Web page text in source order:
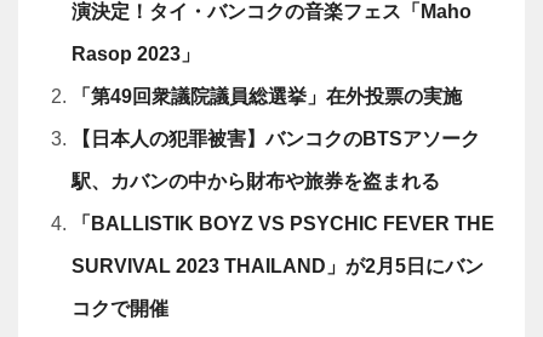
演決定！タイ・バンコクの音楽フェス「Maho
Rasop 2023」
「第49回衆議院議員総選挙」在外投票の実施
【日本人の犯罪被害】バンコクのBTSアソーク
駅、カバンの中から財布や旅券を盗まれる
「BALLISTIK BOYZ VS PSYCHIC FEVER THE
SURVIVAL 2023 THAILAND」が2月5日にバン
コクで開催